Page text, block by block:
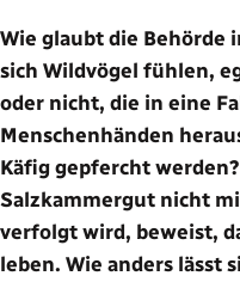
Wie glaubt die Behörde
sich Wildvögel fühlen,
oder nicht, die in eine
Menschenhänden
Käfig gepfercht
Salzkammergut nicht
verfolgt wird, beweist,
leben. Wie anders lässt